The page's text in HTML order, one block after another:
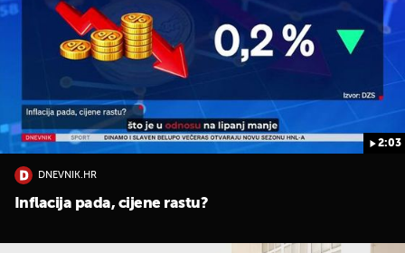
2:03
DNEVNIK.HR
Inflacija pada, cijene rastu?